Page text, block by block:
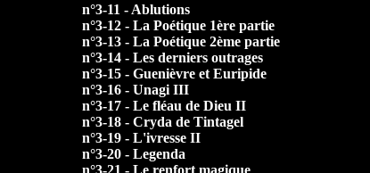
n°3-11 - Ablutions
n°3-12 - La Poétique 1ère partie
n°3-13 - La Poétique 2ème partie
n°3-14 - Les derniers outrages
n°3-15 - Guenièvre et Euripide
n°3-16 - Unagi III
n°3-17 - Le fléau de Dieu II
n°3-18 - Cryda de Tintagel
n°3-19 - L'ivresse II
n°3-20 - Legenda